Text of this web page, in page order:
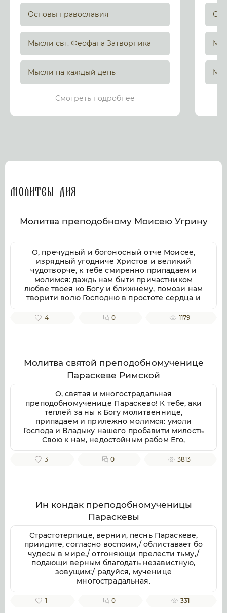
Основы православия
Мысли свт. Феофана Затворника
Мысли на каждый день
Смотреть подробнее
Молитвы дня
Молитва преподобному Моисею Угрину
О, пречудный и богоносный отче Моисее,
изрядный угодниче Христов и великий
чудотворче, к тебе смиренно припадаем и
молимся: даждь нам быти причастником
любве твоея ко Богу и ближнему, помози нам
творити волю Господню в простоте сердца и
смирении, заповеди Господни совершати
непогрешительно, призри благоутробно на
заступления и достойную песнь тебе
приносящих, тебе ублажаем, отче Моисее, тя
воспеваем, чистоты светильниче,
прославляюще милостиваго Бога, во Святей
Безначальней Троице славимаго Отца и Сына
и Святаго Духа, ныне и присно и во веки
веков. Аминь.
4 0 1179
Молитва святой преподобномученице
Параскеве Римской
О, святая и многострадальная
преподобномученице Параскево! К тебе, аки
теплей за ны к Богу молитвеннице,
припадаем и прилежно молимся: умоли
Господа и Владыку нашего пробавити милость
Свою к нам, недостойным рабом Его,
даровати же нам душевное и телесное
здравие, земли плодоносие, воздуха
поживше, сподобимся благую кончину
христианскую улучити и Царствие Небесное
наследити. Ей, предстательнице наша благая!
Не посрами упования нашего, еже по Бозе и
Пресвятей Богородице крепкое на Тя
возлагаем, но буди нам ходатаица во
спасение, да сподобимся вкупе с тобою и
всеми святыми в радости блаженства
вечнаго славити во твоем заступлении
великую милость Бога нашего, Отца, и Сына,
и Святаго Духа, ныне и присно, и во веки
веков. Аминь.
3 0 3813
Ин кондак преподобномученицы
Параскевы
Страстотерпице, вернии, песнь Параскеве,
приидите, согласно воспоим,/ облиставает бо
чудесы в мире,/ отгоняющи прелести тьму,/
подающи верным благодать независтную,
зовущим:/ радуйся, мученице
многострадальная.
1 0 331